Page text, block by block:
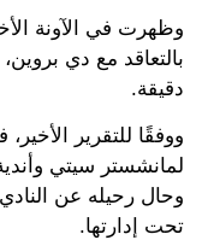
وظهرت في الآونة
بالتعاقد مع دي
دقيقة.
ووفقًا للتقرير
لمانشستر سيتي
وحال رحيله عن النادي
تحت إدارتها.